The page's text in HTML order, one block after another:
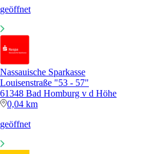
geöffnet
Nassauische Sparkasse
Louisenstraße "53 - 57"
61348 Bad Homburg v d Höhe
0,04 km
geöffnet